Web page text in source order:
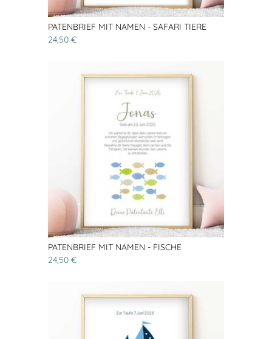
PATENBRIEF MIT NAMEN - SAFARI TIERE
24,50 €
PATENBRIEF MIT NAMEN - FISCHE
24,50 €